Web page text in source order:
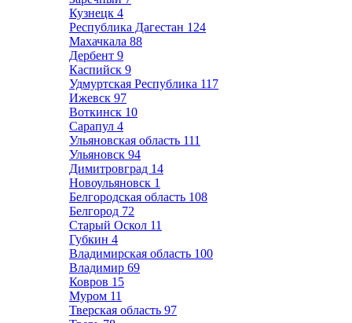
Кузнецк 4
Республика Дагестан 124
Махачкала 88
Дербент 9
Каспийск 9
Удмуртская Республика 117
Ижевск 97
Воткинск 10
Сарапул 4
Ульяновская область 111
Ульяновск 94
Димитровград 14
Новоульяновск 1
Белгородская область 108
Белгород 72
Старый Оскол 11
Губкин 4
Владимирская область 100
Владимир 69
Ковров 15
Муром 11
Тверская область 97